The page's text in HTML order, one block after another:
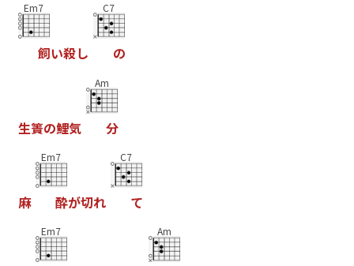
Em7
飼い殺し
C7
の
生簀の鯉気
Am
分
麻
Em7
酔が切れ
C7
て
Em7 Am